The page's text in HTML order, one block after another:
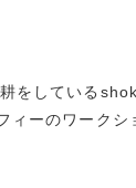
をしている
ィーのワークシ